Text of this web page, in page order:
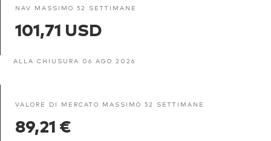
NAV MASSIMO 52 SETTIMANE
101,71 USD
ALLA CHIUSURA 06 AGO 2026
VALORE DI MERCATO MASSIMO 52 SETTIMANE
89,21 €